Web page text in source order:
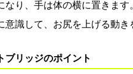
なり、手は体の横に置きま
意識して、お尻を上げる動き
ブリッジのポイント